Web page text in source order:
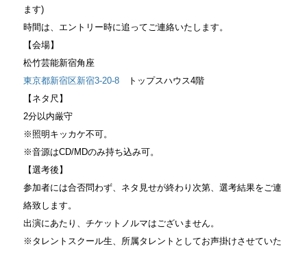
ます)
時間は、エントリー時に追ってご連絡いたします。
【会場】
松竹芸能新宿角座
東京都新宿区新宿3-20-8トップスハウス4階
【ネタ尺】
2分以内厳守
※照明キッカケ不可。
※音源はCD/MDのみ持ち込み可。
【選考後】
参加者には合否問わず、ネタ見せが終わり次第、 選考結果をご連
絡致します。
出演にあたり、チケットノルマはございません。
※タレントスクール生、 所属タレントとしてお声掛けさせていた